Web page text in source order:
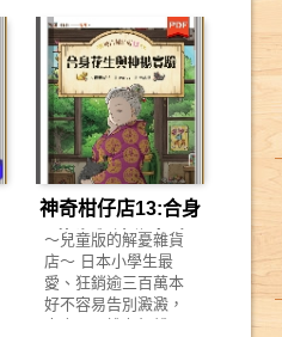
跟著你。 原來，有一
種喜歡，叫做「我也
要」！ 哥哥扮小蜜
蜂，妹妹說「我也
要」；哥哥開火車，
妹妹說「我也要」；
哥哥唱歌、吃飯，妹
妹統統都說「我也
要」；就連哥哥急著
蹲馬桶，妹妹也追上
去說「我也要」！被
跟著跟著，哥哥受不
了啦！可是，吵歸
吵、鬧歸鬧，兄妹倆
的一天會怎麼收場
神奇柑仔店13:合身
花生與神秘實驗
～兒童版的解憂雜貨
店～ 日本小學生最
愛、狂銷逾三百萬本
好不容易告別澱澱，